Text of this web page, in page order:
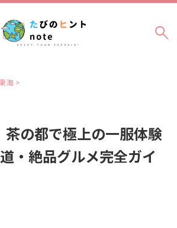
海 >
茶の都で極上の一服体験
・絶品グルメ完全ガイ